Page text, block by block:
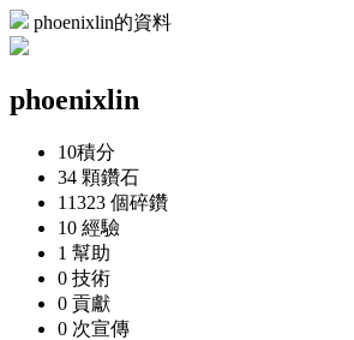
phoenixlin的資料
phoenixlin
10積分
34 顆鑽石
11323 個碎鑽
10 經驗
1 幫助
0 技術
0 貢獻
0 次宣傳